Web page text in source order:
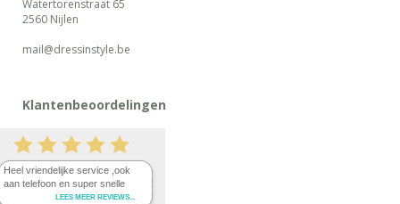
Watertorenstraat 65
2560 Nijlen
mail@dressinstyle.be
Klantenbeoordelingen